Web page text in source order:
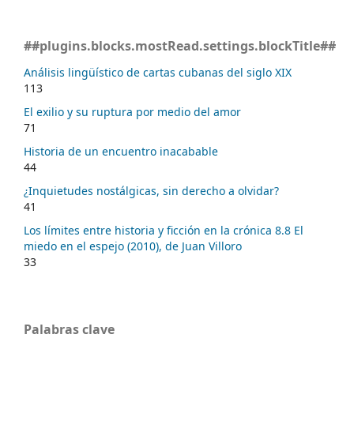
##plugins.blocks.mostRead.settings.blockTitle##
Análisis lingüístico de cartas cubanas del siglo XIX
113
El exilio y su ruptura por medio del amor
71
Historia de un encuentro inacabable
44
¿Inquietudes nostálgicas, sin derecho a olvidar?
41
Los límites entre historia y ficción en la crónica 8.8 El
miedo en el espejo (2010), de Juan Villoro
33
Palabras clave